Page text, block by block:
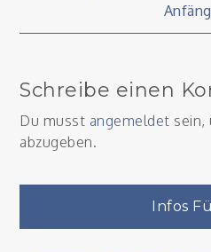
Schreibe einen
Du musst angemeldet sein,
abzugeben.
Infos